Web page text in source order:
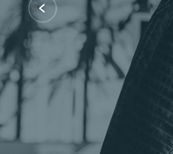
Certificações:
Fale